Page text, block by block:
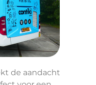
de aandacht